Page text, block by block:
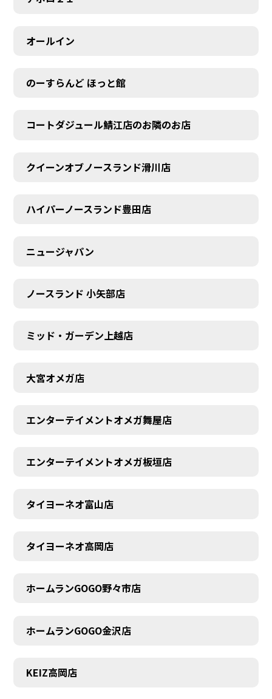
オールイン
のーすらんど ほっと館
コートダジュール鯖江店のお隣のお店
クイーンオブノースランド滑川店
ハイパーノースランド豊田店
ニュージャパン
ノースランド 小矢部店
ミッド・ガーデン上越店
大宮オメガ店
エンターテイメントオメガ舞屋店
エンターテイメントオメガ板垣店
タイヨーネオ富山店
タイヨーネオ高岡店
ホームランGOGO野々市店
ホームランGOGO金沢店
KEIZ高岡店